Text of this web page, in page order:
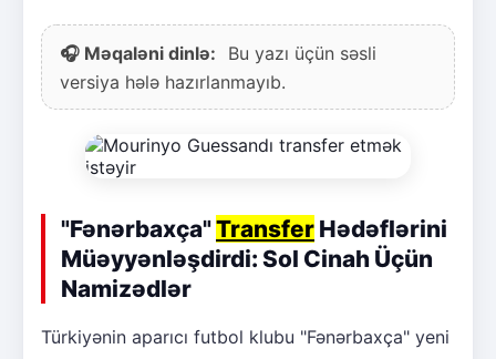
🎧 Məqaləni dinlə:
Bu yazı üçün səsli
versiya hələ hazırlanmayıb.
"Fənərbaxça"Transfer Hədəflərini
Müəyyənləşdirdi: Sol Cinah Üçün
Namizədlər
Türkiyənin aparıcı futbol klubu "Fənərbaxça" yeni